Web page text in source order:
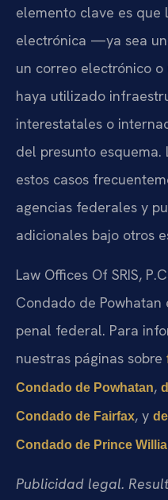
elemento clave es que
electrónica —ya sea
un correo electrónico
haya utilizado
interestatales o
del presunto esquema.
estos casos
agencias federales y
adicionales bajo otros
Law Offices Of SRIS,
Condado de
penal federal. Para
nuestras páginas sobre
Condado de Powhatan,
Condado de Fairfax, y
Condado de Prince
Publicidad legal.